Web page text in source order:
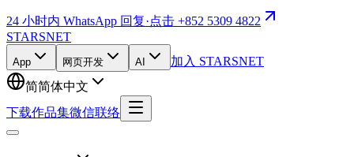
24 小时内 WhatsApp 回复·点击 +852 5309 4822
STARSNET
App 网页开发 AI
加入 STARSNET
简简体中文
下载作品集微信联络